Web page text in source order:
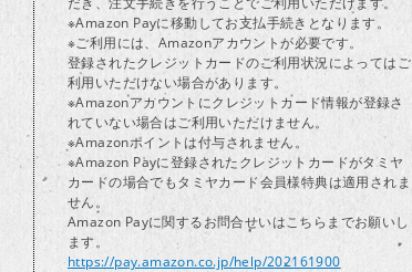
※Amazon Payに移動してお支払手続きとなります。
※ご利用には、Amazonアカウントが必要です。
登録されたクレジットカードのご利用状況によってはご
利用いただけない場合があります。
※Amazonアカウントにクレジットカード情報が登録さ
れていない場合はご利用いただけません。
※Amazonポイントは付与されません。
※Amazon Payに登録されたクレジットカードがタミヤ
カードの場合でもタミヤカード会員様特典は適用されま
せん。
Amazon Payに関するお問合せいはこちらまでお願いし
ます。
https://pay.amazon.co.jp/help/202161900